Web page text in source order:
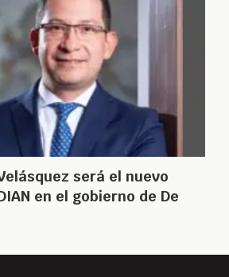
será el nuevo
en el gobierno de De